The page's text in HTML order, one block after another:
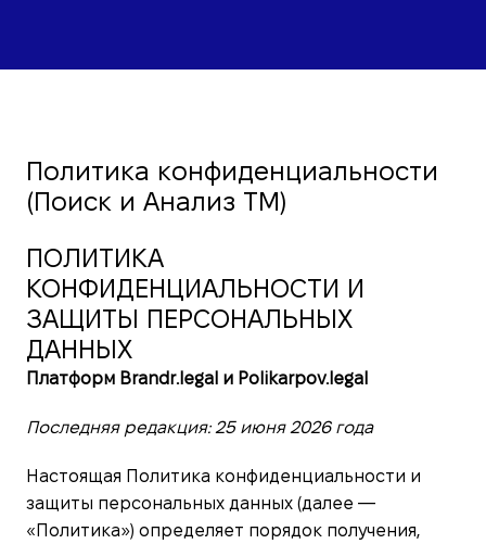
Политика конфиденциальности
(Поиск и Анализ ТМ)
ПОЛИТИКА
КОНФИДЕНЦИАЛЬНОСТИ И
ЗАЩИТЫ ПЕРСОНАЛЬНЫХ
ДАННЫХ
Платформ Brandr.legal и Polikarpov.legal
Последняя редакция: 25 июня 2026 года
Настоящая Политика конфиденциальности и
защиты персональных данных (далее —
«Политика») определяет порядок получения,